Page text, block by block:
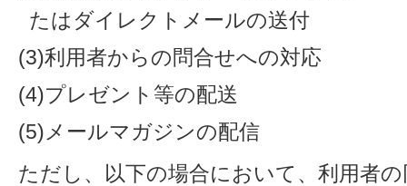
たはダイレクトメールの送付
(3)利用者からの問合せへの対応
(4)プレゼント等の配送
(5)メールマガジンの配信
ただし、以下の場合において、利用者